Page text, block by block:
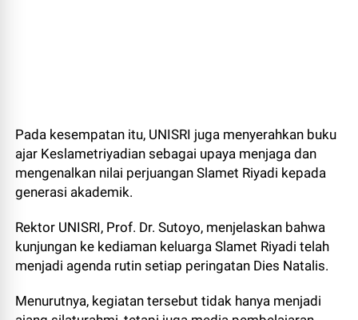
Pada kesempatan itu, UNISRI juga menyerahkan buku
ajar Keslametriyadian sebagai upaya menjaga dan
mengenalkan nilai perjuangan Slamet Riyadi kepada
generasi akademik.
Rektor UNISRI, Prof. Dr. Sutoyo, menjelaskan bahwa
kunjungan ke kediaman keluarga Slamet Riyadi telah
menjadi agenda rutin setiap peringatan Dies Natalis.
Menurutnya, kegiatan tersebut tidak hanya menjadi